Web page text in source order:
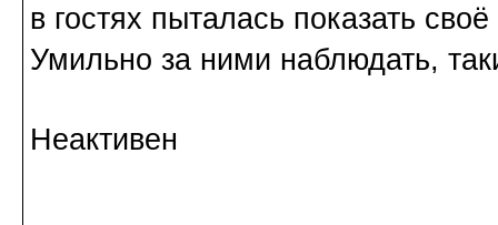
в гостях пыталась показать
Умильно за ними наблюдать,
Неактивен